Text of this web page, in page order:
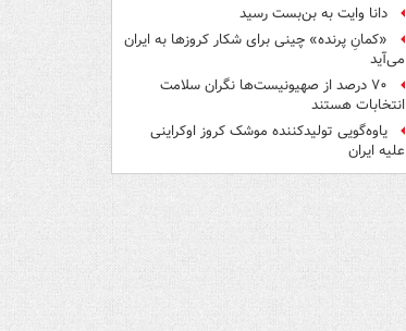
دانا وایت به بن‌بست رسید
«کمانِ پرنده» چینی برای شکار کروزها به ایران
می‌آید
۷۰ درصد از صهیونیست‌ها نگران سلامت
انتخابات هستند
یاوه‌گویی تولیدکننده موشک کروز اوکراینی
علیه ایران